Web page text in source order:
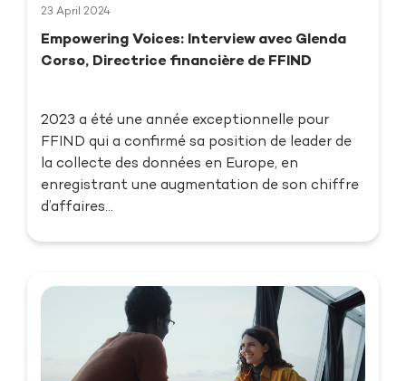
23 April 2024
Empowering Voices: Interview avec Glenda
Corso, Directrice financière de FFIND
2023 a été une année exceptionnelle pour
FFIND qui a confirmé sa position de leader de
la collecte des données en Europe, en
enregistrant une augmentation de son chiffre
d’affaires...